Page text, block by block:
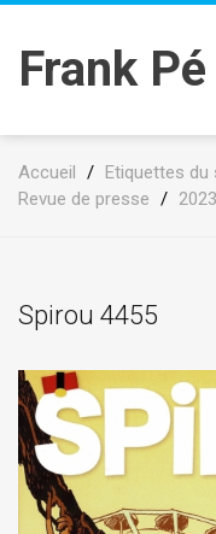
Frank Pé
Accueil / Etiquettes du
Revue de presse / 2023
Spirou 4455